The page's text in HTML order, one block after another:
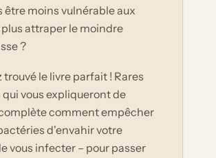
être moins vulnérable aux
attraper le moindre
?
trouvé le livre parfait ! Rares
vous expliqueront de
comment empêcher
d'envahir votre
vous infecter – pour passer